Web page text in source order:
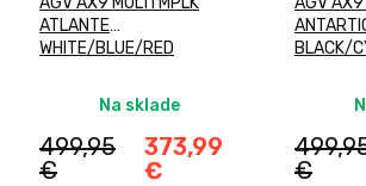
ATLANTE
WHITE/BLUE/RED
Na sklade
373,99
€
499,95
€
BLACK/
€